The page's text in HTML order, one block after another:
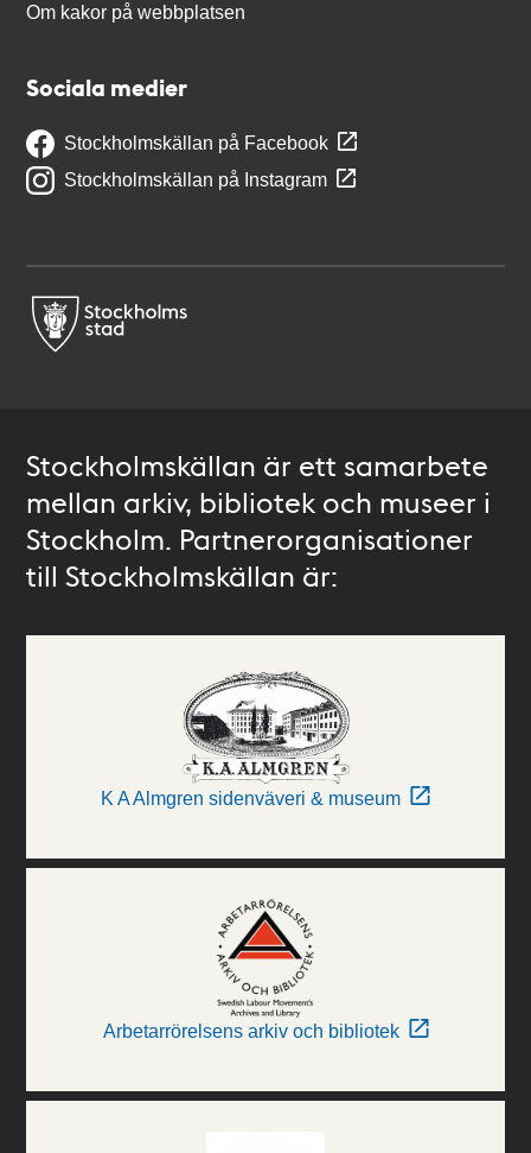
Om kakor på webbplatsen
Sociala medier
Stockholmskällan på Facebook
Stockholmskällan på Instagram
Stockholmskällan är ett samarbete
mellan arkiv, bibliotek och museer i
Stockholm. Partnerorganisationer
till Stockholmskällan är:
K A Almgren sidenväveri & museum
Arbetarrörelsens arkiv och bibliotek